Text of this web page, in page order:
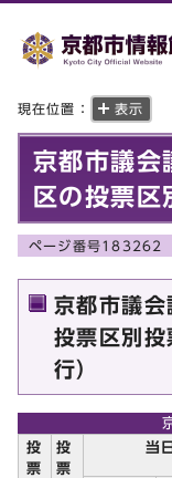
現在位置： 表示
京都市議会
区の投票区
ページ番号183262
京都市議会
投票区別
行）
投
票
投
票
当